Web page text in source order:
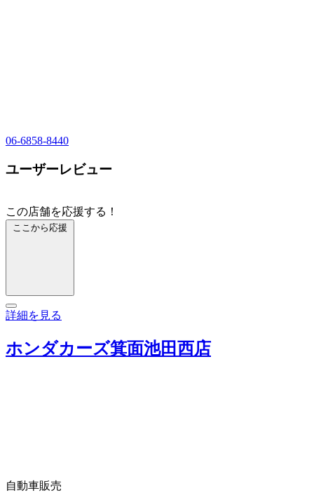
06-6858-8440
ユーザーレビュー
この店舗を応援する！
ここから応援
詳細を見る
ホンダカーズ箕面池田西店
自動車販売